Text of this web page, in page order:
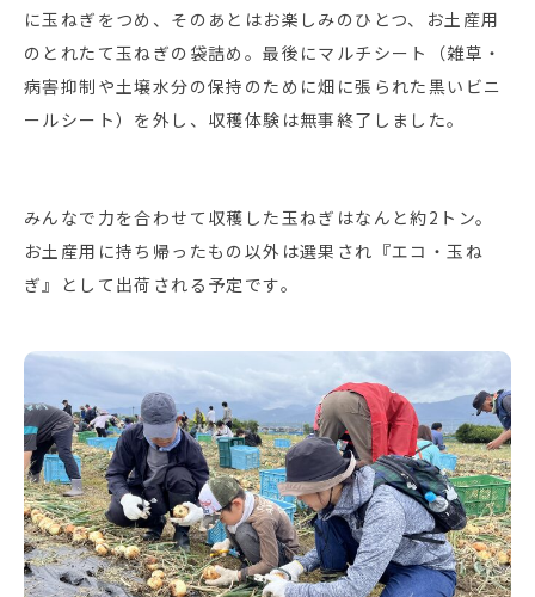
に玉ねぎをつめ、そのあとはお楽しみのひとつ、お土産用
のとれたて玉ねぎの袋詰め。最後にマルチシート（雑草・
病害抑制や土壌水分の保持のために畑に張られた黒いビニ
ールシート）を外し、収穫体験は無事終了しました。
みんなで力を合わせて収穫した玉ねぎはなんと約2トン。
お土産用に持ち帰ったもの以外は選果され『エコ・玉ね
ぎ』として出荷される予定です。